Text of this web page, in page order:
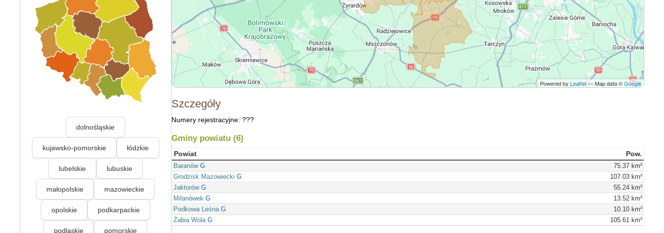
dolnośląskie
kujawsko-pomorskie łódzkie
lubelskie lubuskie
małopolskie mazowieckie
opolskie podkarpackie
podlaskie pomorskie
Powered by Leaflet— Map data ©Google
Szczegóły
Numery rejestracyjne: ???
Gminy powiatu (6)
Powiat Pow.
Baranów G
75.37 km²
Grodzisk Mazowiecki G
107.03 km²
Jaktorów G
55.24 km²
Milanówek G
13.52 km²
Podkowa Leśna G
10.10 km²
Żabia Wola G 105.61 km²